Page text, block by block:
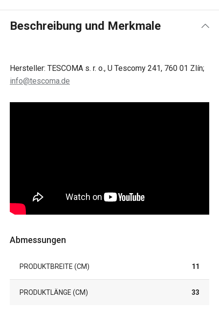
Beschreibung und Merkmale
Hersteller: TESCOMA s. r. o., U Tescomy 241, 760 01 Zlín;
info@tescoma.de
Abmessungen
PRODUKTBREITE (CM) 11
PRODUKTLÄNGE (CM) 33